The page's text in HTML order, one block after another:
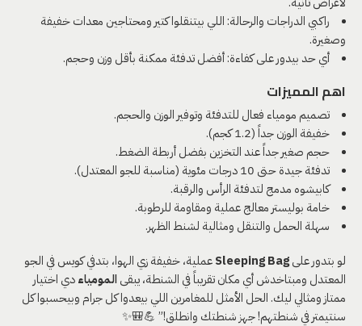
راكبي الدراجات والرحالة: اللي بيتنقلوا كتير ومحتاجين معدات خفيفة
وصغيرة.
أي حد بيدور على كفاءة: أفضل تدفئة ممكنة بأقل وزن وحجم.
اهم المميزات
تصميم مومياء فعال للتدفئة وتوفير الوزن والحجم.
خفيفة الوزن جداً (1.2 كجم).
حجم صغير جداً عند التخزين بفضل أربطة الضغط.
تدفئة جيدة حتى 10 درجات مئوية (مناسبة للجو المعتدل).
كابيشوه مدمج لتدفئة الرأس والرقبة.
خامة بوليستر معالج عملية ومقاومة للرطوبة.
سهلة الحمل والتنقل ومثالية لشنط الظهر.
لو بتدور علىSleeping Bagعملية، خفيفة زي الهوا، بتدفي كويس في الجو
المعتدل ومبتاخدش أي مكان تقريباً في الشنطة، يبقىالمومياءدي اختيار
ممتاز ومثالي ليك. الحل الأمثل للمغامرين اللي بيعدوا كل جرام وبيحسبوا كل
سنتيمتر في شنطتهم! جهز شنطتك وانطلق!” 💪🎒✨